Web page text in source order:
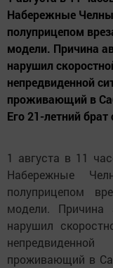
Набережные
полуприцепом
модели. Причина
нарушил
непредвиденной
проживающий в
Его 21-летний
1 августа в 11
Набережные
полуприцепом
модели. Причина
нарушил
проживающий в